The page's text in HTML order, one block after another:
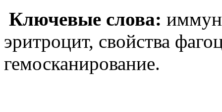
Ключевые слова:
эритроцит, свойства
гемосканирование.